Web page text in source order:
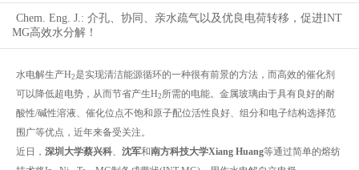
Chem. Eng. J.: 介孔、协同、亲水疏气以及优良电荷转移，促进INT
MG高效水分解！
水电解生产H2是实现清洁能源循环的一种很有前景的方法，而高效的催化剂
可以降低超电势，从而节省产生H2 所需的电能。金属玻璃由于具有良好的耐
酸性/碱性溶液、催化位点不饱和原子配位活性良好、组分和电子结构选择范
围广等优点，近年来备受关注。
近日， 深圳大学蔡兴科、 沈军和南方科技大学Xiang Huang等通过简单的熔纺